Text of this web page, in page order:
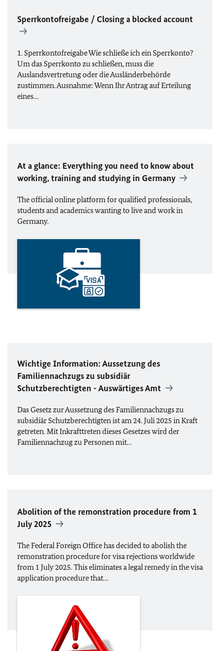
Sperrkontofreigabe / Closing a blocked account
1. Sperrkontofreigabe Wie schließe ich ein Sperrkonto?
Um das Sperrkonto zu schließen, muss die
Auslandsvertretung oder die Ausländerbehörde
zustimmen. Ausnahme: Wenn Ihr Antrag auf Erteilung
eines…
At a glance: Everything you need to know about
working, training and studying in Germany
The official online platform for qualified professionals,
students and academics wanting to live and work in
Germany.
Wichtige Information: Aussetzung des
Familiennachzugs zu subsidiär
Schutzberechtigten - Auswärtiges Amt
Das Gesetz zur Aussetzung des Familiennachzugs zu
subsidiär Schutzberechtigten ist am 24. Juli 2025 in Kraft
getreten. Mit Inkrafttreten dieses Gesetzes wird der
Familiennachzug zu Personen mit…
Abolition of the remonstration procedure from 1
July 2025
The Federal Foreign Office has decided to abolish the
remonstration procedure for visa rejections worldwide
from 1 July 2025. This eliminates a legal remedy in the visa
application procedure that…